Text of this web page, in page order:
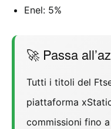
Enel: 5%
🚀 Passa
Tutti i titoli del
piattaforma
commissioni fino